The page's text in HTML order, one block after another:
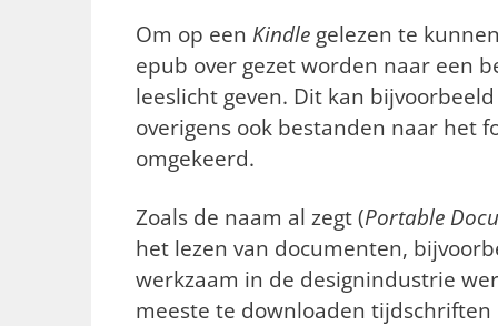
Om op een Kindle gelezen te
epub over gezet worden naar een
leeslicht geven. Dit kan
overigens ook bestanden naar het
omgekeerd.
Zoals de naam al zegt (Portable
het lezen van documenten,
werkzaam in de designindustrie
meeste te downloaden